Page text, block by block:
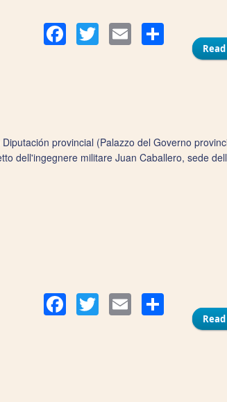
FacebookTwitter Email
provincial (Palazzo del Governo
dell'ingegnere militare Juan Caballero, sede
FacebookTwitter Email